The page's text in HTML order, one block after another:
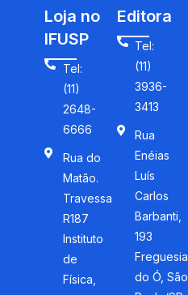
Loja no
IFUSP
Tel:
(11)
2648-
6666
Rua do
Matão.
Travessa
R187
Instituto
de
Física,
Editora
Tel:
(11)
3936-
3413
Rua
Enéias
Luís
Carlos
Barbanti,
193
Freguesia
do Ó, São